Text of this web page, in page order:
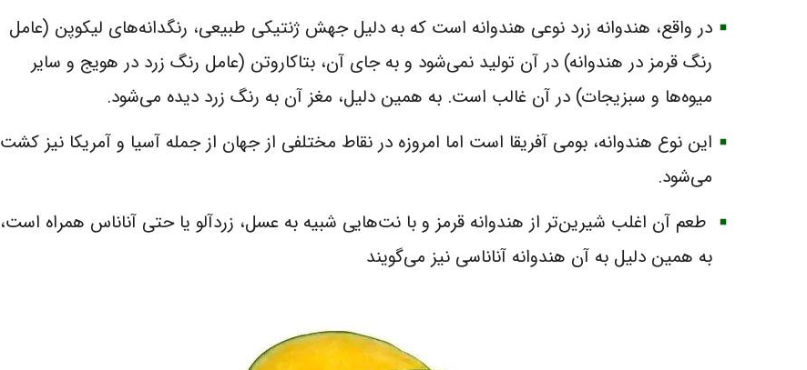
در واقع، هندوانه زرد نوعی هندوانه است که به دلیل جهش ژنتیکی طبیعی، رنگدانه‌های لیکوپن (عامل
رنگ قرمز در هندوانه) در آن تولید نمی‌شود و به جای آن، بتاکاروتن (عامل رنگ زرد در هویج و سایر
میوه‌ها و سبزیجات) در آن غالب است. به همین دلیل، مغز آن به رنگ زرد دیده می‌شود.
این نوع هندوانه، بومی آفریقا است اما امروزه در نقاط مختلفی از جهان از جمله آسیا و آمریکا نیز کشت
می‌شود.
طعم آن اغلب شیرین‌تر از هندوانه قرمز و با نت‌هایی شبیه به عسل، زردآلو یا حتی آناناس همراه است،
به همین دلیل به آن هندوانه آناناسی نیز می‌گویند